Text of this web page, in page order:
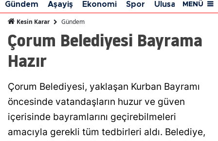
Ağrı
Amasya
Aydın
Balıkesir
Gündem Aşayiş Ekonomi Spor Ulusal Siyaset
MENÜ
Kesin Karar Gündem
Çorum Belediyesi Bayrama
Hazır
Çorum Belediyesi, yaklaşan Kurban Bayramı
öncesinde vatandaşların huzur ve güven
içerisinde bayramlarını geçirebilmeleri
amacıyla gerekli tüm tedbirleri aldı. Belediye,